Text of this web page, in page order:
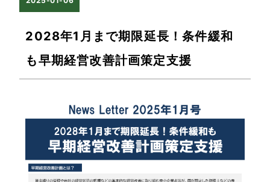
2028年1月まで期限延長！条件緩和
も早期経営改善計画策定支援